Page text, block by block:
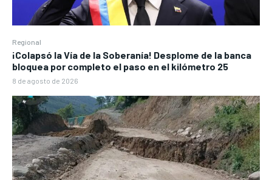
Regional
¡Colapsó la Vía de la Soberanía! Desplome de la banca
bloquea por completo el paso en el kilómetro 25
8 de agosto de 2026